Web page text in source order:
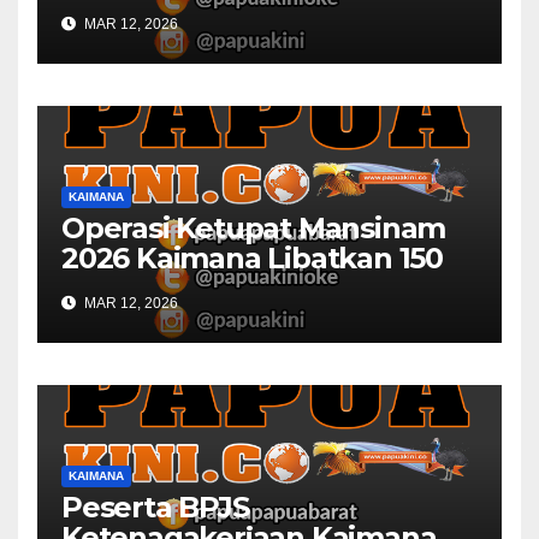
MAR 12, 2026
KAIMANA
Operasi Ketupat Mansinam
2026 Kaimana Libatkan 150
Personil Gabungan
MAR 12, 2026
KAIMANA
Peserta BPJS